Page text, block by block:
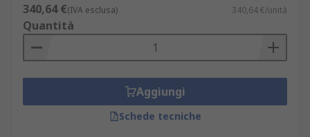
340,64 €(IVA esclusa) 340,64 €/unità
Quantità
Aggiungi
Schede tecniche